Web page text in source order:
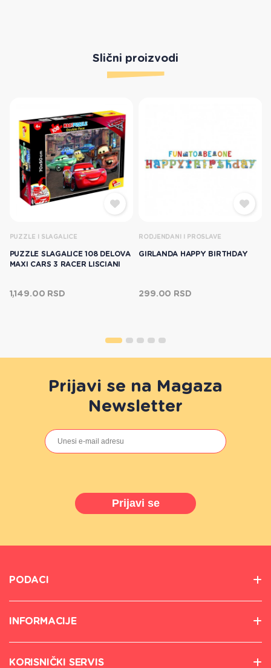
Slični proizvodi
PUZZLE I SLAGALICE
PUZZLE SLAGALICE 108 DELOVA
MAXI CARS 3 RACER LISCIANI
1,149.00 RSD
RODJENDANI I PROSLAVE
GIRLANDA HAPPY BIRTHDAY
299.00 RSD
Prijavi se na Magaza
Newsletter
Prijavi se
PODACI
INFORMACIJE
KORISNIČKI SERVIS